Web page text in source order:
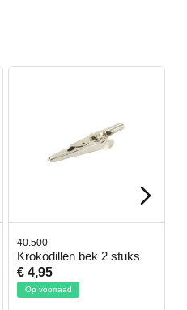
40.500
Krokodillen bek 2 stuks
€ 4,95
Op voorraad